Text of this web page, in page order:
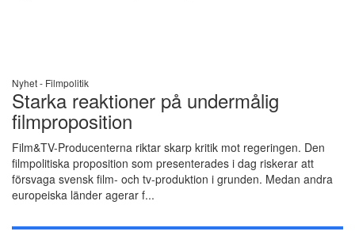
Nyhet - Filmpolitik
Starka reaktioner på undermålig
filmproposition
Film&TV-Producenterna riktar skarp kritik mot regeringen. Den
filmpolitiska proposition som presenterades i dag riskerar att
försvaga svensk film- och tv-produktion i grunden. Medan andra
europeiska länder agerar f...